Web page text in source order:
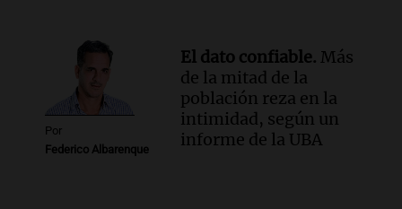
Por
Federico Albarenque
El dato confiable. Más
de la mitad de la
población reza en la
intimidad, según un
informe de la UBA